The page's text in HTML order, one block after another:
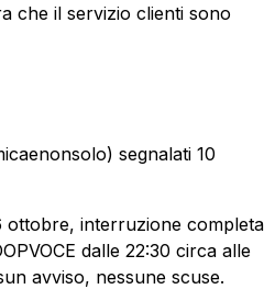
che il servizio clienti sono
segnalati 10
ottobre, interruzione completa
dalle 22:30 circa alle
avviso, nessune scuse.